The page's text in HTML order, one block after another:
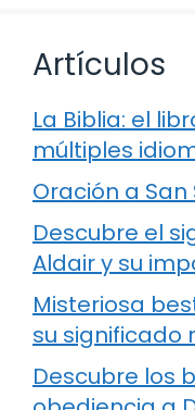
Artículos
La Biblia: el
múltiples
Oración a
Descubre el
Aldair y su
Misteriosa
su significado
Descubre los